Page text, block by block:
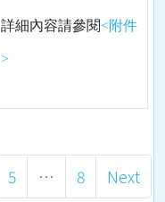
詳細內容請參閱<附件
>
5 … 8 Next